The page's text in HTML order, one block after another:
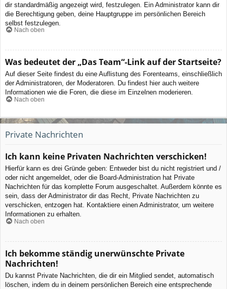
dir standardmäßig angezeigt wird, festzulegen. Ein Administrator kann dir
die Berechtigung geben, deine Hauptgruppe im persönlichen Bereich
selbst festzulegen.
Nach oben
Was bedeutet der „Das Team“-Link auf der Startseite?
Auf dieser Seite findest du eine Auflistung des Forenteams, einschließlich
der Administratoren, der Moderatoren. Du findest hier auch weitere
Informationen wie die Foren, die diese im Einzelnen moderieren.
Nach oben
Private Nachrichten
Ich kann keine Privaten Nachrichten verschicken!
Hierfür kann es drei Gründe geben: Entweder bist du nicht registriert und /
oder nicht angemeldet, oder die Board-Administration hat Private
Nachrichten für das komplette Forum ausgeschaltet. Außerdem könnte es
sein, dass der Administrator dir das Recht, Private Nachrichten zu
verschicken, entzogen hat. Kontaktiere einen Administrator, um weitere
Informationen zu erhalten.
Nach oben
Ich bekomme ständig unerwünschte Private
Nachrichten!
Du kannst Private Nachrichten, die dir ein Mitglied sendet, automatisch
löschen, indem du in deinem persönlichen Bereich eine entsprechende